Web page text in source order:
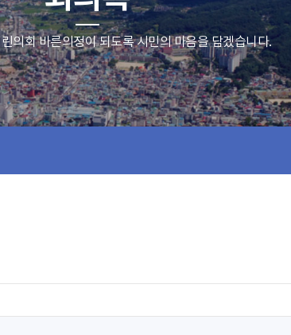
의회 바른의정이 되도록 시민의 마음을 담겠습니다.